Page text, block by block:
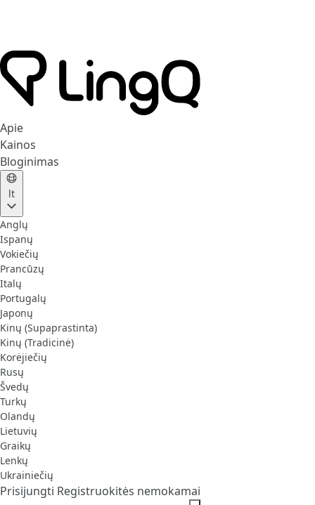
Apie
Kainos
Bloginimas
lt
Anglų
Ispanų
Vokiečių
Prancūzų
Italų
Portugalų
Japonų
Kinų (Supaprastinta)
Kinų (Tradicinė)
Korėjiečių
Rusų
Švedų
Turkų
Olandų
Lietuvių
Graikų
Lenkų
Ukrainiečių
Prisijungti Registruokitės nemokamai